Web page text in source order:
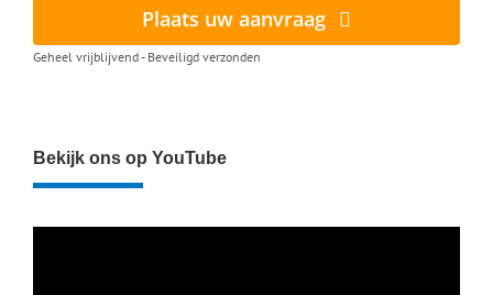
Plaats uw aanvraag
Geheel vrijblijvend - Beveiligd verzonden
Bekijk ons op YouTube